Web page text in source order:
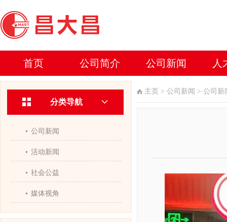
首页 公司简介 公司新闻 人
分类导航
公司新闻
活动新闻
社会公益
媒体视角
主页 > 公司新闻 > 公司新